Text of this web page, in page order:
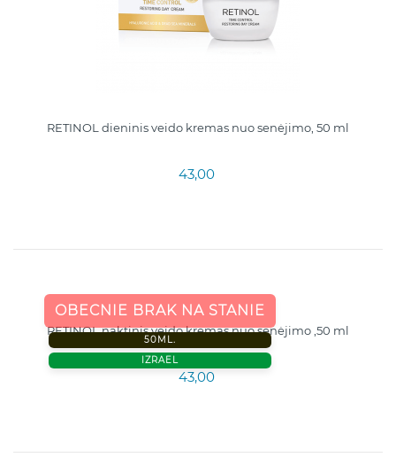
RETINOL dieninis veido kremas nuo senėjimo, 50 ml
43,00
OBECNIE BRAK NA STANIE
50ML.
IZRAEL
RETINOL naktinis veido kremas nuo senėjimo ,50 ml
43,00